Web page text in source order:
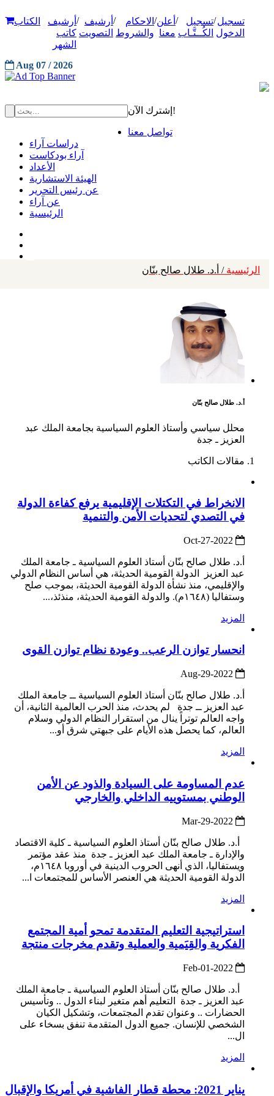
تسجيل
الدخول
/تسجيل
الكُــتَّـاب
/ أعلن
معنا
/ الاحكام
والشروط
/ أرشيف
التصويت
/ أرشيف
كاتب
الشهر
الكتاب
Aug 07 / 2026
إشترك الآن!
تواصل معنا
دراسات آراء
آراء بودكاست
الأعداد
الهيئة الاستشارية
عن رئيس التحرير
عن آراء
الرئيسية
الرئيسية / أ.د. طلال صالح بنّان
أ.د. طلال صالح بنّان
محلل سياسي وأستاذ العلوم السياسية بجامعة الملك عبد
العزيز ـ جدة
مقالات الكاتب
الانخراط في التكتلات الإقليمية يرفع كفاءة الدولة
في التصدي لتحديات الأمن والتنمية
أ.د. طلال صالح بنّان أستاذ العلوم السياسية ـ جامعة الملك
عبد العزيز الدولة القومية الحديثة، هي أساس النظام الدولي
والإقليمي، منذ نشأة الدولة القومية الحديثة، بموجب صلح
وستفاليا (١٦٤٨م). والدولة القومية الحديثة، منذئذ،...
المزيد
انحسار توازن الرعب.. وعودة نظام توازن القوى
أ.د. طلال صالح بنّان أستاذ العلوم السياسية ــ جامعة الملك
عبد العزيز ــ جدة لم يحدث، منذ الحرب العالمية الثانية، أن
واجه العالم توتراً ينال من استقرار النظام الدولي وسلام
العالم، كما يحصل هذه الأيام على جبهتي شرق أو...
المزيد
عدم المساومة على السيادة والذود عن الأمن
الوطني بمستوييه الداخلي والخارجي
أ.د. طلال صالح بنّان أستاذ العلوم السياسية ـ كلية الاقتصاد
والإدارة ـ جامعة الملك عبد العزيز ـ جدة منذ عقد مؤتمر
ويستفاليا، الذي أنهى الحروب الدينية في أوروبا ١٦٤٨م،
الدولة القومية الحديثة هي العنصر الأساس للمجتمعات ا...
المزيد
استراتيجية التعليم المتقدمة تمحو أمية المجتمع
الفكرية والقِيَمية والعملية وتقدم مخرجات منتجة
أ.د. طلال صالح بنّان أستاذ العلوم السياسية ـ جامعة الملك
عبد العزيز ـ جدة التعليم أهم متغير لبناء الدول .. وتأسيس
الحضارات .. وعنوان تقدم المجتمعات، وتشكيل الكيان
الشخصي للإنسان. جميع الدول المتقدمة تنفق بسخاء على
ال...
المزيد
يناير 2021: محطة قطار الفاشية في أمريكا والإقبال